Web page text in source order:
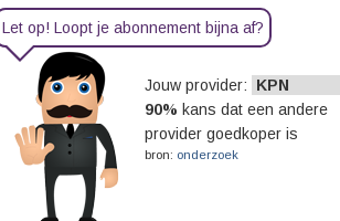
Let op! Loopt je abonnement bijna af?
Jouw provider:
90% kans dat een andere
provider goedkoper is
bron: onderzoek